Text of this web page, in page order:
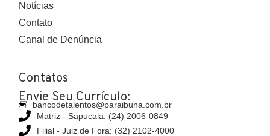
Notícias
Contato
Canal de Denúncia
Contatos
Envie Seu Currículo:
bancodetalentos@paraibuna.com.br
Matriz - Sapucaia: (24) 2006-0849
Filial - Juiz de Fora: (32) 2102-4000